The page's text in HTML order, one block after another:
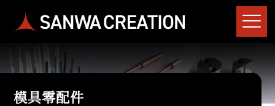
模具零配件